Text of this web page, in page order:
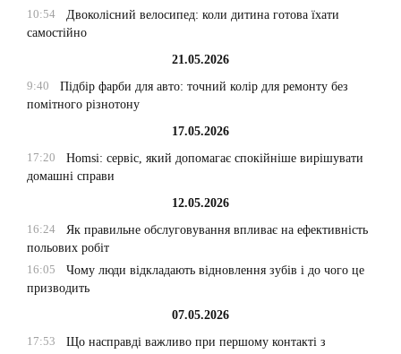
10:54
Двоколісний велосипед: коли дитина готова їхати
самостійно
21.05.2026
9:40
Підбір фарби для авто: точний колір для ремонту без
помітного різнотону
17.05.2026
17:20
Homsi: сервіс, який допомагає спокійніше вирішувати
домашні справи
12.05.2026
16:24
Як правильне обслуговування впливає на ефективність
польових робіт
16:05
Чому люди відкладають відновлення зубів і до чого це
призводить
07.05.2026
17:53
Що насправді важливо при першому контакті з